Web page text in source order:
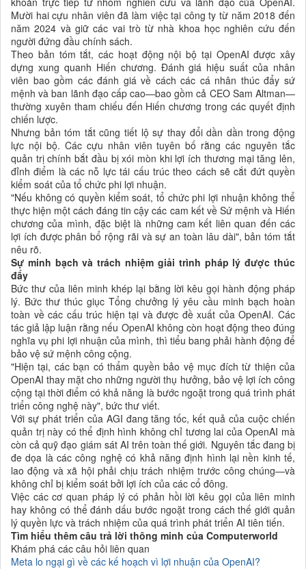
Mười hai cựu nhân viên đã làm việc tại công ty từ năm 2018 đến
năm 2024 và giữ các vai trò từ nhà khoa học nghiên cứu đến
người đứng đầu chính sách.
Theo bản tóm tắt, các hoạt động nội bộ tại OpenAI được xây
dựng xung quanh Hiến chương. Đánh giá hiệu suất của nhân
viên bao gồm các đánh giá về cách các cá nhân thúc đẩy sứ
mệnh và ban lãnh đạo cấp cao—bao gồm cả CEO Sam Altman—
thường xuyên tham chiếu đến Hiến chương trong các quyết định
chiến lược.
Nhưng bản tóm tắt cũng tiết lộ sự thay đổi dần dần trong động
lực nội bộ. Các cựu nhân viên tuyên bố rằng các nguyên tắc
quản trị chính bắt đầu bị xói mòn khi lợi ích thương mại tăng lên,
đỉnh điểm là các nỗ lực tái cấu trúc theo cách sẽ cắt đứt quyền
kiểm soát của tổ chức phi lợi nhuận.
"Nếu không có quyền kiểm soát, tổ chức phi lợi nhuận không thể
thực hiện một cách đáng tin cậy các cam kết về Sứ mệnh và Hiến
chương của mình, đặc biệt là những cam kết liên quan đến các
lợi ích được phân bổ rộng rãi và sự an toàn lâu dài", bản tóm tắt
nêu rõ.
Sự minh bạch và trách nhiệm giải trình pháp lý được thúc
đẩy
Bức thư của liên minh khép lại bằng lời kêu gọi hành động pháp
lý. Bức thư thúc giục Tổng chưởng lý yêu cầu minh bạch hoàn
toàn về các cấu trúc hiện tại và được đề xuất của OpenAI. Các
tác giả lập luận rằng nếu OpenAI không còn hoạt động theo đúng
nghĩa vụ phi lợi nhuận của mình, thì tiểu bang phải hành động để
bảo vệ sứ mệnh công cộng.
"Hiện tại, các bạn có thẩm quyền bảo vệ mục đích từ thiện của
OpenAI thay mặt cho những người thụ hưởng, bảo vệ lợi ích công
cộng tại thời điểm có khả năng là bước ngoặt trong quá trình phát
triển công nghệ này", bức thư viết.
Với sự phát triển của AGI đang tăng tốc, kết quả của cuộc chiến
quản trị này có thể định hình không chỉ tương lai của OpenAI mà
còn cả quỹ đạo giám sát AI trên toàn thế giới. Nguyên tắc đang bị
đe dọa là các công nghệ có khả năng định hình lại nền kinh tế,
lao động và xã hội phải chịu trách nhiệm trước công chúng—và
không chỉ bị kiểm soát bởi lợi ích của các cổ đông.
Việc các cơ quan pháp lý có phản hồi lời kêu gọi của liên minh
hay không có thể đánh dấu bước ngoặt trong cách thế giới quản
lý quyền lực và trách nhiệm của quá trình phát triển AI tiên tiến.
Tìm hiểu thêm câu trả lời thông minh của Computerworld
Khám phá các câu hỏi liên quan
Meta lo ngại gì về các kế hoạch vì lợi nhuận của OpenAI?